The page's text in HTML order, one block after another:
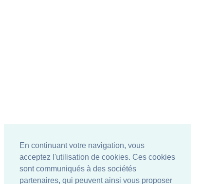
En continuant votre navigation, vous
acceptez l'utilisation de cookies. Ces cookies
sont communiqués à des sociétés
partenaires, qui peuvent ainsi vous proposer